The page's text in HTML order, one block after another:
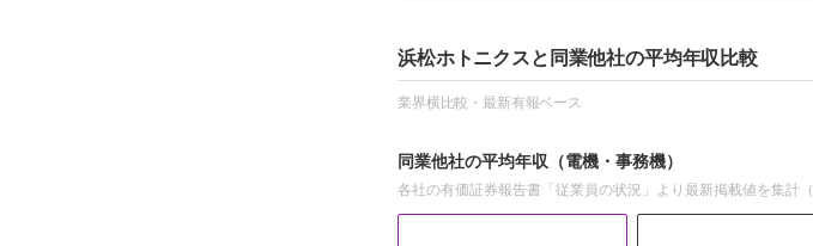
浜松ホトニクスと同業他社の平均年収比較
業界横比較・最新有報ベース
同業他社の平均年収 （電機・事務機）
各社の有価証券報告書「従業員の状況」より最新掲載値を集計（